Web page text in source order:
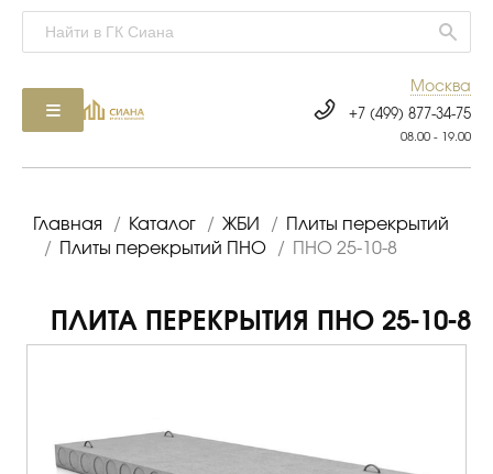
Москва
+7 (499) 877-34-75
08.00 - 19.00
Главная / Каталог / ЖБИ /
Плиты перекрытий
/
Плиты перекрытий ПНО / ПНО 25-10-8
ПЛИТА ПЕРЕКРЫТИЯ ПНО 25-10-8